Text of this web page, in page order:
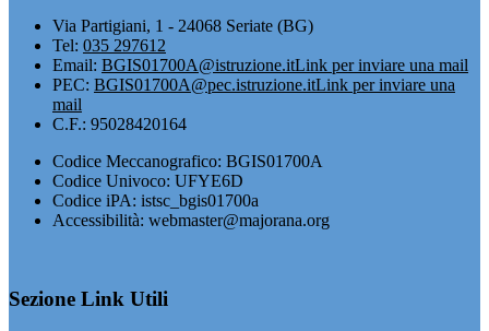
Via Partigiani, 1 - 24068 Seriate (BG)
Tel: 035 297612
Email: BGIS01700A@istruzione.itLink per inviare una mail
PEC: BGIS01700A@pec.istruzione.itLink per inviare una
mail
C.F.: 95028420164
Codice Meccanografico: BGIS01700A
Codice Univoco: UFYE6D
Codice iPA: istsc_bgis01700a
Accessibilità: webmaster@majorana.org
Sezione Link Utili